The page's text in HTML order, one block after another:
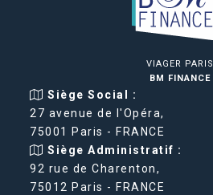
VIAGER PARIS
BM FINANCE
Siège Social :
27 avenue de l'Opéra,
75001 Paris - FRANCE
Siège Administratif :
92 rue de Charenton,
75012 Paris - FRANCE